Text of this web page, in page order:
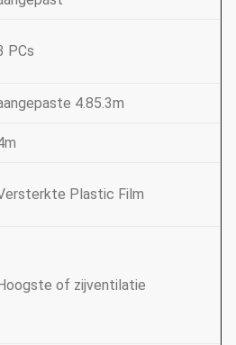
PCs
4.85.3m
Plastic Film
of zijventilatie